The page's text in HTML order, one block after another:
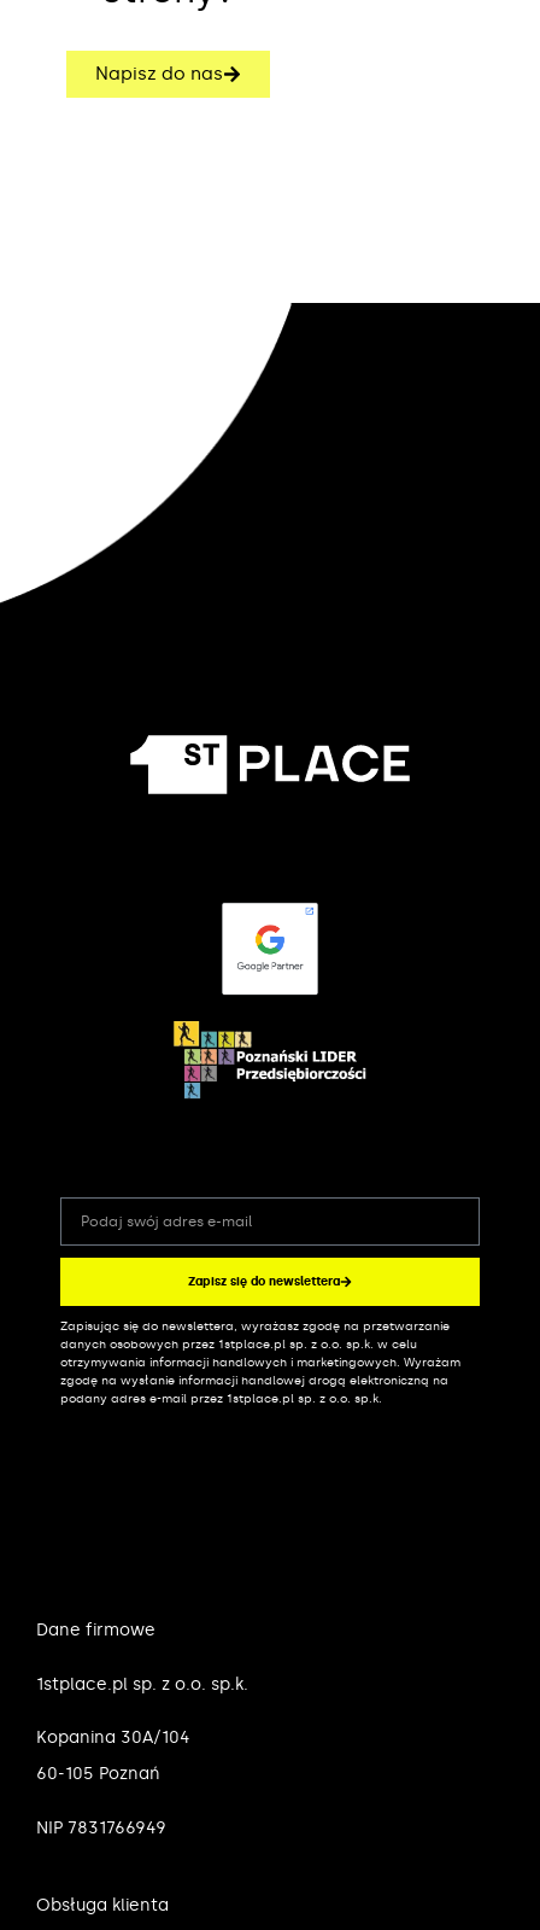
Napisz do nas
Zapisz się do newslettera
Alternative:
Zapisując się do newslettera, wyrażasz zgodę na przetwarzanie
danych osobowych przez 1stplace.pl sp. z o.o. sp.k. w celu
otrzymywania informacji handlowych i marketingowych. Wyrażam
zgodę na wysłanie informacji handlowej drogą elektroniczną na
podany adres e-mail przez 1stplace.pl sp. z o.o. sp.k.
Dane firmowe
1stplace.pl sp. z o.o. sp.k.
Kopanina 30A/104
60-105 Poznań
NIP 7831766949
Obsługa klienta